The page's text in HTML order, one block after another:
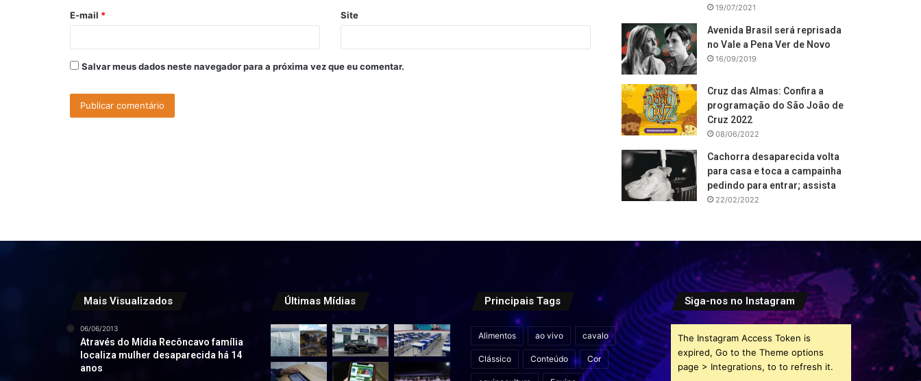
*
E-mail * Site
Salvar meus dados neste navegador para a próxima vez que eu comentar.
19/07/2021
Avenida Brasil será reprisada
no Vale a Pena Ver de Novo
16/09/2019
Cruz das Almas: Confira a
programação do São João de
Cruz 2022
08/06/2022
Cachorra desaparecida volta
para casa e toca a campainha
pedindo para entrar; assista
22/02/2022
Mais Visualizados
06/06/2013
Através do Mídia Recôncavo família
localiza mulher desaparecida há 14
anos
Últimas Mídias Principais Tags
Alimentos ao vivo cavalo
Clássico Conteúdo Cor
Siga-nos no Instagram
The Instagram Access Token is
expired, Go to the Theme options
page > Integrations, to to refresh it.